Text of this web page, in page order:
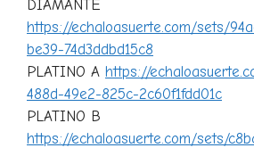
DIAMANTE
https://echaloasuerte.com/sets/
be39-74d3ddbd15c8
PLATINO A https://
488d-49e2-825c-2c60f1fdd01c
PLATINO B
https://echaloasuerte.com/sets/